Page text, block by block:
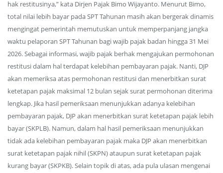
hak restitusinya,” kata Dirjen Pajak Bimo Wijayanto. Menurut Bimo,
total nilai lebih bayar pada SPT Tahunan masih akan bergerak dinamis
mengingat pemerintah memutuskan untuk memperpanjang jangka
waktu pelaporan SPT Tahunan bagi wajib pajak badan hingga 31 Mei
2026. Sebagai informasi, wajib pajak berhak mengajukan permohonan
restitusi dalam hal terdapat kelebihan pembayaran pajak. Nanti, DJP
akan memeriksa atas permohonan restitusi dan menerbitkan surat
ketetapan pajak maksimal 12 bulan sejak surat permohonan diterima
lengkap. Jika hasil pemeriksaan menunjukkan adanya kelebihan
pembayaran pajak, DJP akan menerbitkan surat ketetapan pajak lebih
bayar (SKPLB). Namun, dalam hal hasil pemeriksaan menunjukkan
tidak ada kelebihan pembayaran pajak maka DJP akan menerbitkan
surat ketetapan pajak nihil (SKPN) ataupun surat ketetapan pajak
kurang bayar (SKPKB). Selain topik di atas, ada pula ulasan mengenai